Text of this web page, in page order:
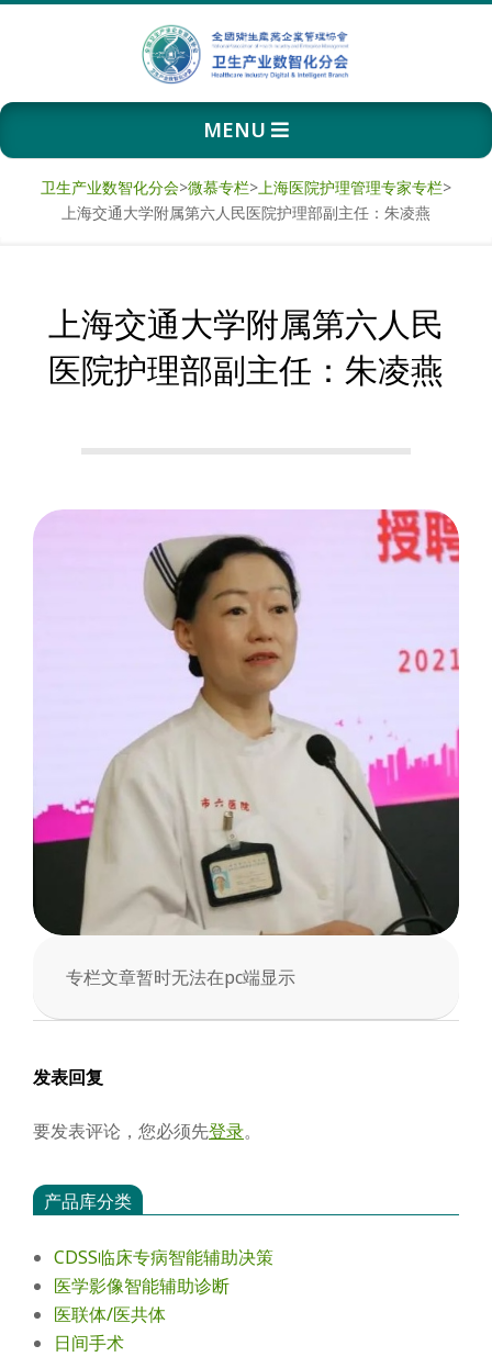
卫
生
产
数
智
会
Primary
Navigation
MENU
卫生产业数智化分会>微慕专栏>上海医院护理管理专家专栏>
上海交通大学附属第六人民医院护理部副主任：朱凌燕
上海交通大学附属第六人民
医院护理部副主任：朱凌燕
专栏文章暂时无法在pc端显示
2025-
12
发表回复
要发表评论，您必须先登录。
产品库分类
CDSS临床专病智能辅助决策
医学影像智能辅助诊断
医联体/医共体
日间手术